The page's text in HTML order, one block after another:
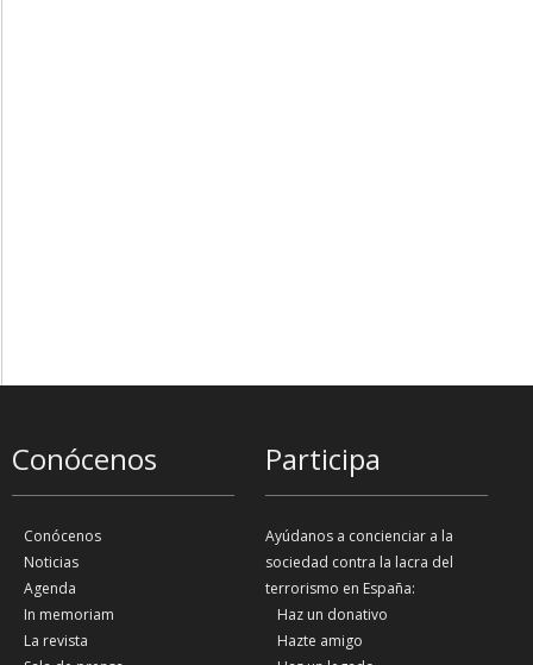
Conócenos
Conócenos
Noticias
Agenda
In memoriam
La revista
Participa
Ayúdanos a concienciar a la
sociedad contra la lacra del
terrorismo en España:
Haz un donativo
Hazte amigo